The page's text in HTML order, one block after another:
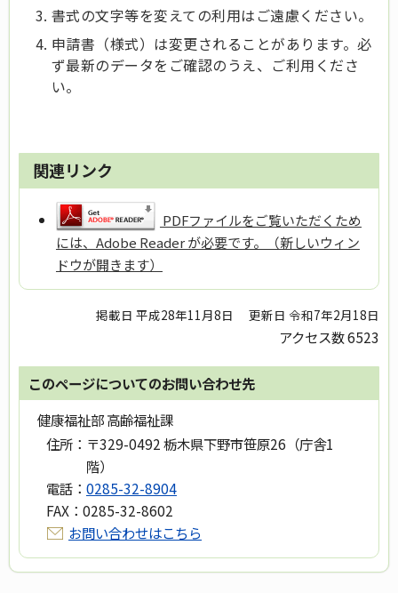
書式の文字等を変えての利用はご遠慮ください。
申請書（様式）は変更されることがあります。必
ず最新のデータをご確認のうえ、ご利用くださ
い。
関連リンク
PDFファイルをご覧いただくため
には、Adobe Reader が必要です。（新しいウィン
ドウが開きます）
掲載日 平成28年11月8日 更新日 令和7年2月18日
アクセス数6523
このページについてのお問い合わせ先
健康福祉部 高齢福祉課
住所： 〒329-0492 栃木県下野市笹原26（庁舎1
階）
電話： 0285-32-8904
FAX： 0285-32-8602
お問い合わせはこちら